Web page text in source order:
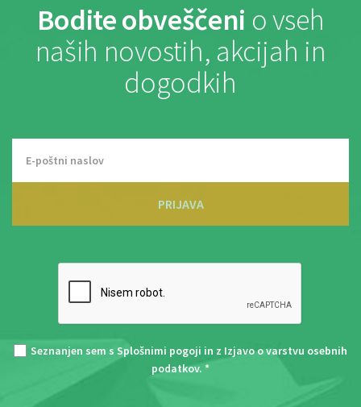
Bodite obveščeni o vseh
naših novostih, akcijah in
dogodkih
PRIJAVA
Seznanjen sem s Splošnimi pogoji in z Izjavo o varstvu osebnih
podatkov. *